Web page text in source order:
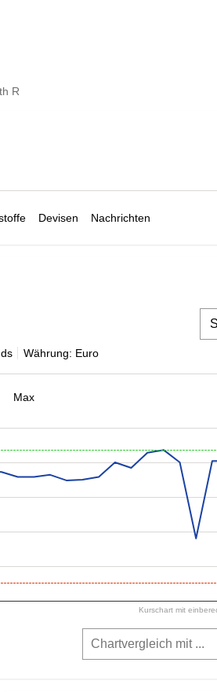
R
Devisen Nachrichten
Währung: Euro
Max
Kurschart mit